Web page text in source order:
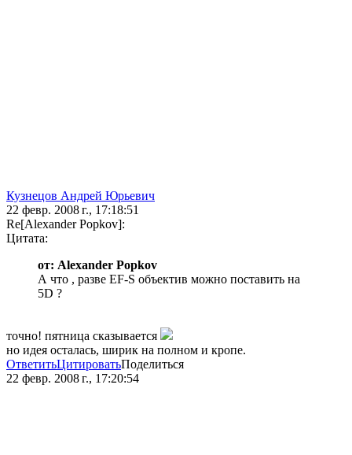
Кузнецов Андрей Юрьевич
22 февр. 2008 г., 17:18:51
Re[Alexander Popkov]:
Цитата:
от: Alexander Popkov
А что , разве EF-S объектив можно поставить на
5D ?
точно! пятница сказывается
но идея осталась, ширик на полном и кропе.
ОтветитьЦитироватьПоделиться
22 февр. 2008 г., 17:20:54